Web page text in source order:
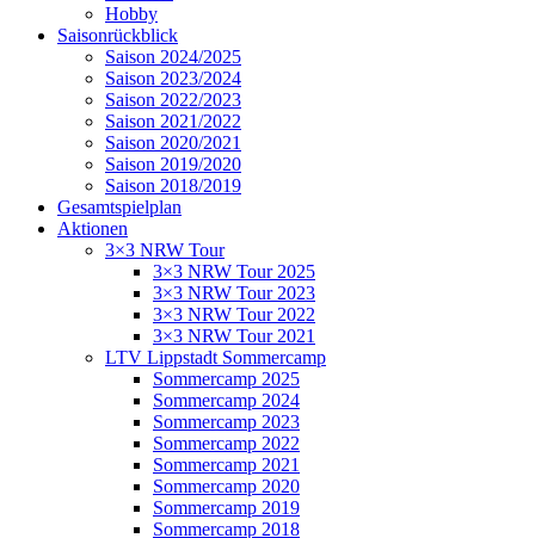
Hobby
Saisonrückblick
Saison 2024/2025
Saison 2023/2024
Saison 2022/2023
Saison 2021/2022
Saison 2020/2021
Saison 2019/2020
Saison 2018/2019
Gesamtspielplan
Aktionen
3×3 NRW Tour
3×3 NRW Tour 2025
3×3 NRW Tour 2023
3×3 NRW Tour 2022
3×3 NRW Tour 2021
LTV Lippstadt Sommercamp
Sommercamp 2025
Sommercamp 2024
Sommercamp 2023
Sommercamp 2022
Sommercamp 2021
Sommercamp 2020
Sommercamp 2019
Sommercamp 2018